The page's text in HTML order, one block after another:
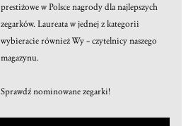
prestiżowe w Polsce nagrody dla najlepszych
zegarków. Laureata w jednej z kategorii
wybieracie również Wy – czytelnicy naszego
magazynu.
Sprawdź nominowane zegarki!